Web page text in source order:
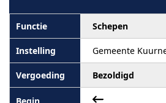
Schepen
Gemeente
Bezoldigd